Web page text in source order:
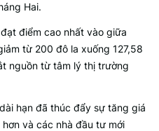
Hai.
điểm cao nhất vào giữa
từ 200 đô la xuống 127,58
nguồn từ tâm lý thị trường
hạn đã thúc đẩy sự tăng giá
và các nhà đầu tư mới